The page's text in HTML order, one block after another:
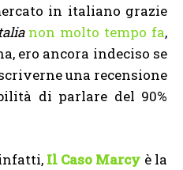
in italiano grazie
non molto tempo fa,
ero ancora indeciso se
una recensione
di parlare del 90%
Il Caso Marcy è la